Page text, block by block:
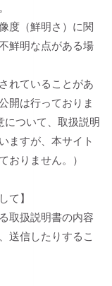
度（鮮明さ）に関
鮮明な点がある場
れていることがあ
開は行っておりま
ついて、取扱説明
ますが、本サイト
おりません。）
て】
取扱説明書の内容
送信したりするこ